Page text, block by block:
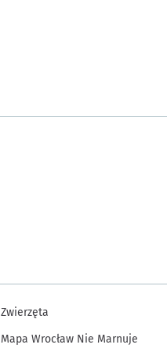
Zwierzęta
Mapa Wrocław Nie Marnuje